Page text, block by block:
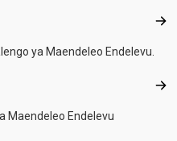
ya Maendeleo Endelevu.
Maendeleo Endelevu